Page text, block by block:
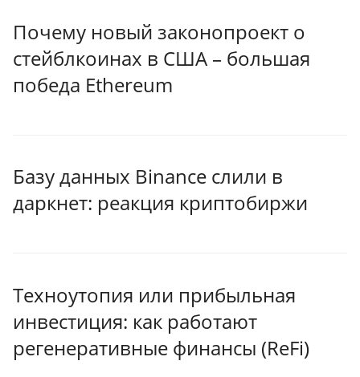
Почему новый законопроект о
стейблкоинах в США – большая
победа Ethereum
Базу данных Binance слили в
даркнет: реакция криптобиржи
Техноутопия или прибыльная
инвестиция: как работают
регенеративные финансы (ReFi)